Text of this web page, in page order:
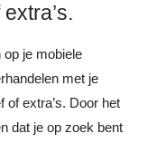
je mobiele
met je
of extra’s. Door het
dat je op zoek bent